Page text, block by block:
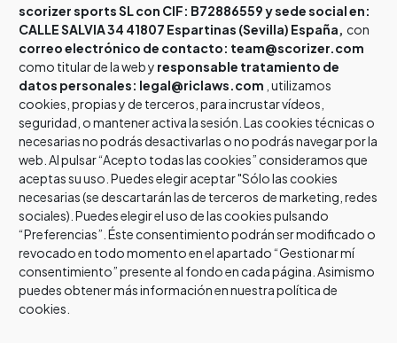
scorizer sports SL con CIF: B72886559 y sede social en:
CALLE SALVIA 34 41807 Espartinas (Sevilla) España, con
correo electrónico de contacto: team@scorizer.com
como titular de la web y responsable tratamiento de
datos personales: legal@riclaws.com , utilizamos
cookies, propias y de terceros, para incrustar vídeos,
seguridad, o mantener activa la sesión. Las cookies técnicas o
necesarias no podrás desactivarlas o no podrás navegar por la
web. Al pulsar “Acepto todas las cookies” consideramos que
aceptas su uso. Puedes elegir aceptar "Sólo las cookies
necesarias (se descartarán las de terceros de marketing, redes
sociales). Puedes elegir el uso de las cookies pulsando
“Preferencias”. Éste consentimiento podrán ser modificado o
revocado en todo momento en el apartado “Gestionar mí
consentimiento” presente al fondo en cada página. Asimismo
puedes obtener más información en nuestra política de
cookies.
Related Posts
Campeonatos de España de lucha 2022 en edad escolar en
Galicia
david_jimenez
11 marzo, 2022
Noticias, luchas olímpicas
Los días 26 y 27 de marzo se celebrarán en el Pabellón de
los Deportes Santa Isabel, Rúa de Tras Santa Isabel, s/n,
15705 Santiago…
Read More »